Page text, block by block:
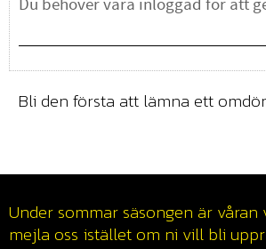
Bli den första att lämna ett
Under sommar säsongen är våran
mejla oss istället om ni vill bli